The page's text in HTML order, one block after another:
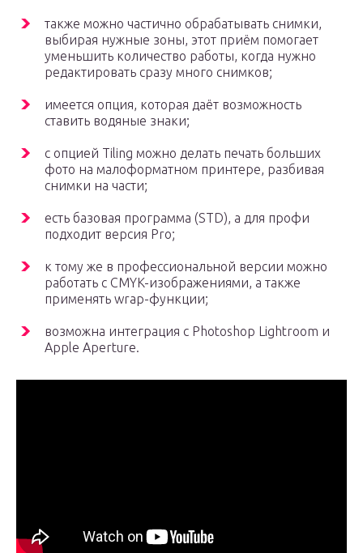
также можно частично обрабатывать снимки,
выбирая нужные зоны, этот приём помогает
уменьшить количество работы, когда нужно
редактировать сразу много снимков;
имеется опция, которая даёт возможность
ставить водяные знаки;
с опцией Tiling можно делать печать больших
фото на малоформатном принтере, разбивая
снимки на части;
есть базовая программа (STD), а для профи
подходит версия Pro;
к тому же в профессиональной версии можно
работать с CMYK-изображениями, а также
применять wrap-функции;
возможна интеграция с Photoshop Lightroom и
Apple Aperture.